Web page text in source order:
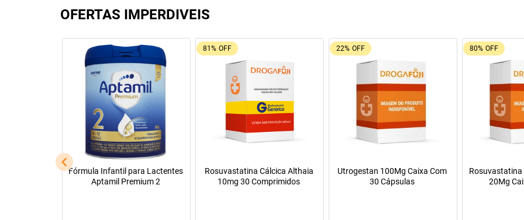
OFERTAS IMPERDIVEIS
OFF
Tadalafila Ems 5mg 30
comprimidos revestidos
26% OFF
Leve + Pague -
Pregomin Fórmula Infantil para
Lactentes Pepti 400g
9% OFF
Oferta do Mês
Máscara de Tratamento Lola
Cosmetics Morte Súbita 450g
Manitol 20%